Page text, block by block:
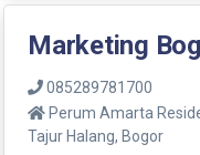
Marketing
085289781700
Perum Amarta
Tajur Halang, Bogor